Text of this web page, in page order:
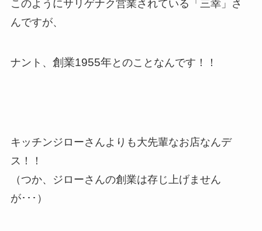
このようにサリゲナク営業されている「三幸」さ
んですが、
ナント、 創業1955年とのことなんです！！
キッチンジローさんよりも大先輩なお店なんデ
ス！！
（つか、ジローさんの創業は存じ上げません
が･･･）